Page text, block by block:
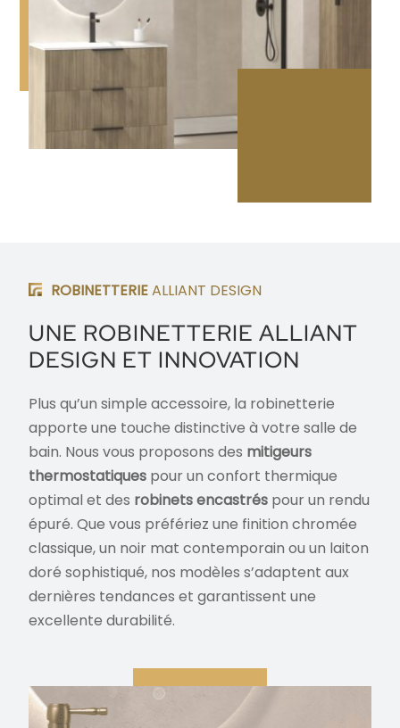
ROBINETTERIEALLIANT DESIGN
UNE ROBINETTERIE ALLIANT
DESIGN ET INNOVATION
Plus qu’un simple accessoire, la robinetterie
apporte une touche distinctive à votre salle de
bain. Nous vous proposons des mitigeurs
thermostatiques pour un confort thermique
optimal et des robinets encastrés pour un rendu
épuré. Que vous préfériez une finition chromée
classique, un noir mat contemporain ou un laiton
doré sophistiqué, nos modèles s’adaptent aux
dernières tendances et garantissent une
excellente durabilité.